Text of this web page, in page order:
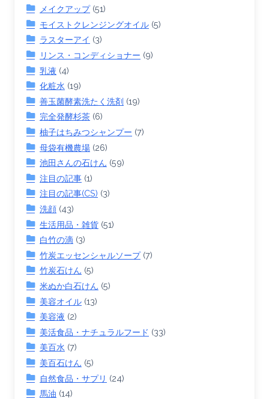
メイクアップ(51)
モイストクレンジングオイル (5)
ラスターアイ (3)
リンス・コンディショナー (9)
乳液 (4)
化粧水 (19)
善玉菌酵素洗たく洗剤 (19)
完全発酵杉茶 (6)
柚子はちみつシャンプー (7)
母袋有機農場 (26)
池田さんの石けん (59)
注目の記事 (1)
注目の記事(CS) (3)
洗顔 (43)
生活用品・雑貨 (51)
白竹の滴 (3)
竹炭エッセンシャルソープ(7)
竹炭石けん (5)
米ぬか白石けん (5)
美容オイル (13)
美容液 (2)
美活食品・ナチュラルフード (33)
美百水 (7)
美百石けん (5)
自然食品・サプリ (24)
馬油 (14)